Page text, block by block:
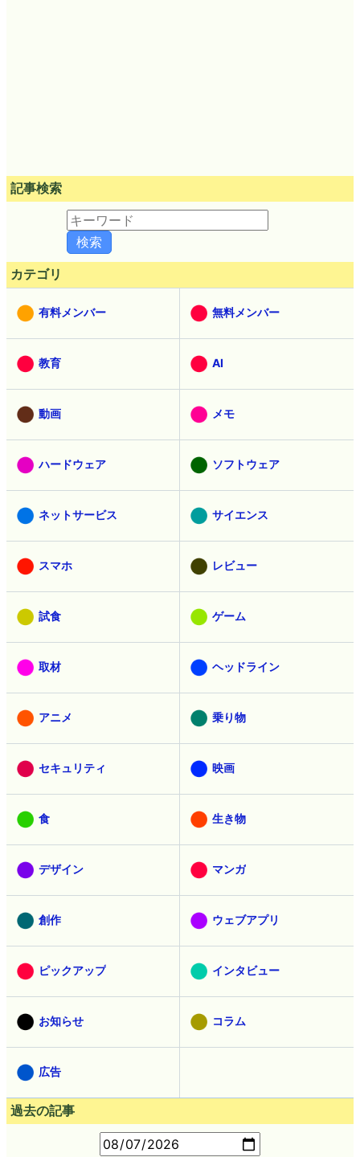
記事検索
カテゴリ
有料メンバー 無料メンバー
教育 AI
動画 メモ
ハードウェア ソフトウェア
ネットサービス サイエンス
スマホ レビュー
試食 ゲーム
取材 ヘッドライン
アニメ 乗り物
セキュリティ 映画
食 生き物
デザイン マンガ
創作 ウェブアプリ
ピックアップ インタビュー
お知らせ コラム
広告
過去の記事